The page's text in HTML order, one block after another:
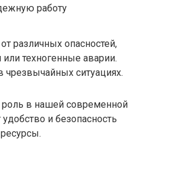
работу
различных опасностей,
техногенные аварии.
ситуациях.
в нашей современной
и безопасность